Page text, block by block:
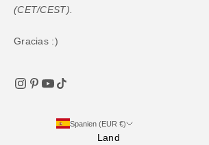
(CET/CEST).
Gracias :)
Spanien (EUR €)
Land